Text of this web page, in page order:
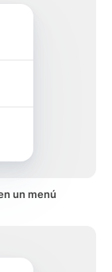
un menú